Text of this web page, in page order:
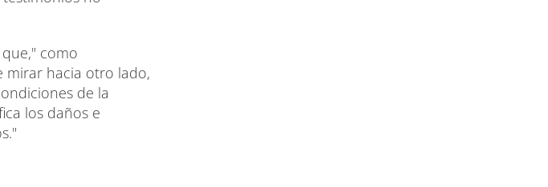
que," como
mirar hacia otro lado,
de la
los daños e